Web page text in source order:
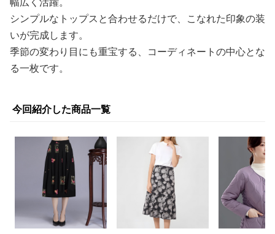
シンプルなトップスと合わせるだけで、こなれた印象の装
いが完成します。
季節の変わり目にも重宝する、コーディネートの中心とな
る一枚です。
今回紹介した商品一覧